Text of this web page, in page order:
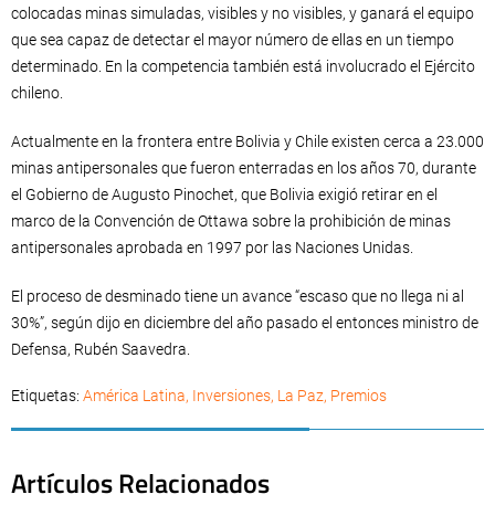
colocadas minas simuladas, visibles y no visibles, y ganará el equipo
que sea capaz de detectar el mayor número de ellas en un tiempo
determinado. En la competencia también está involucrado el Ejército
chileno.
Actualmente en la frontera entre Bolivia y Chile existen cerca a 23.000
minas antipersonales que fueron enterradas en los años 70, durante
el Gobierno de Augusto Pinochet, que Bolivia exigió retirar en el
marco de la Convención de Ottawa sobre la prohibición de minas
antipersonales aprobada en 1997 por las Naciones Unidas.
El proceso de desminado tiene un avance “escaso que no llega ni al
30%”, según dijo en diciembre del año pasado el entonces ministro de
Defensa, Rubén Saavedra.
Etiquetas: América Latina, Inversiones, La Paz, Premios
Artículos Relacionados